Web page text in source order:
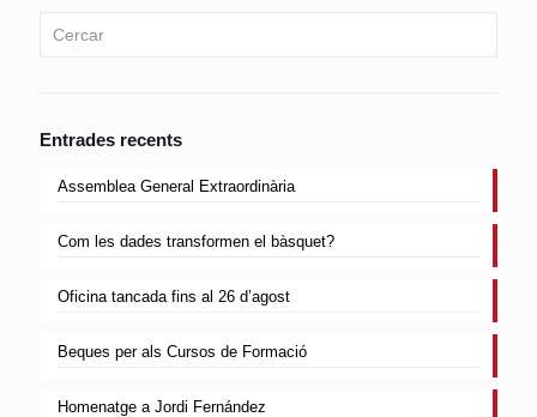
Entrades recents
Assemblea General Extraordinària
Com les dades transformen el bàsquet?
Oficina tancada fins al 26 d’agost
Beques per als Cursos de Formació
Homenatge a Jordi Fernández